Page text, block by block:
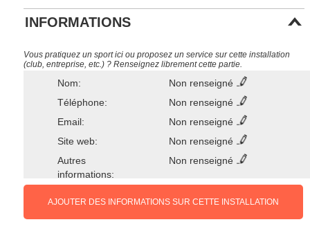
INFORMATIONS
Vous pratiquez un sport ici ou proposez un service sur cette installation
(club, entreprise, etc.) ? Renseignez librement cette partie.
Nom:
Non renseigné
Téléphone:
Non renseigné
Email:
Non renseigné
Site web:
Non renseigné
Autres
informations:
Non renseigné
AJOUTER DES INFORMATIONS SUR CETTE INSTALLATION